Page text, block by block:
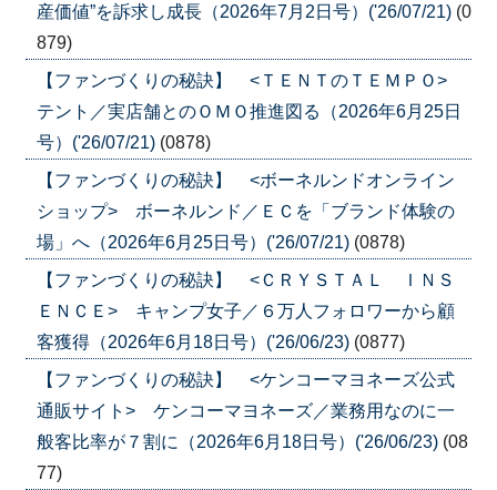
産価値”を訴求し成長（2026年7月2日号）('26/07/21) (0
879)
【ファンづくりの秘訣】 <ＴＥＮＴのＴＥＭＰＯ>
テント／実店舗とのＯＭＯ推進図る（2026年6月25日
号）('26/07/21) (0878)
【ファンづくりの秘訣】 <ボーネルンドオンライン
ショップ> ボーネルンド／ＥＣを「ブランド体験の
場」へ（2026年6月25日号）('26/07/21) (0878)
【ファンづくりの秘訣】 <ＣＲＹＳＴＡＬ ＩＮＳ
ＥＮＣＥ> キャンプ女子／６万人フォロワーから顧
客獲得（2026年6月18日号）('26/06/23) (0877)
【ファンづくりの秘訣】 <ケンコーマヨネーズ公式
通販サイト> ケンコーマヨネーズ／業務用なのに一
般客比率が７割に（2026年6月18日号）('26/06/23) (08
77)